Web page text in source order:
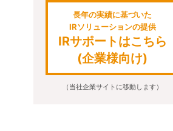
長年の実績に基づいた
IRソリューションの提供
IRサポートはこちら
(企業様向け)
（当社企業サイトに移動します）